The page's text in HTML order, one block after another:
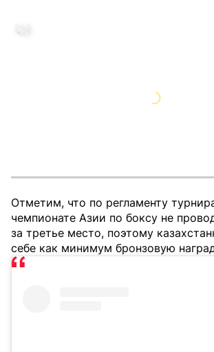
Отметим, что по регламенту
чемпионате Азии по боксу не
за третье место, поэтому
себе как минимум бронзовую